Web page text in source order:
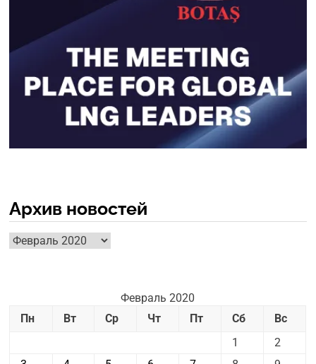
Архив новостей
Архив
новостей
Февраль 2020
Пн
Вт Ср Чт Пт Сб
Вс
1
2